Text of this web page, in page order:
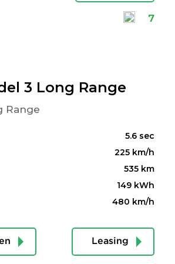
7
3 Long Range
Range
5.6 sec
225 km/h
535 km
149 kWh
480 km/h
Leasing